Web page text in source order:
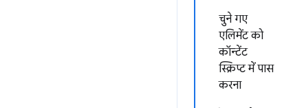
चुने गए
एलिमेंट को
कॉन्टेंट
स्क्रिप्ट में पास
करना